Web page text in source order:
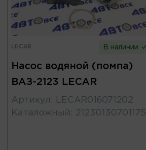
LECAR В наличии
Насос водяной (помпа)
ВАЗ-2123 LECAR
Артикул :
LECAR016071202
Каталожный : 21230130701175